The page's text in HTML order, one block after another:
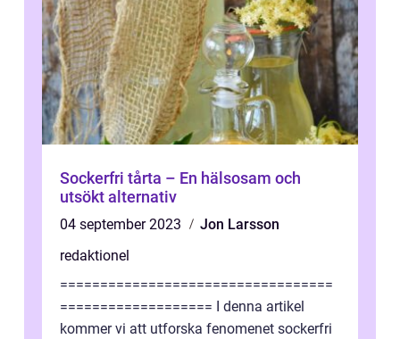
Sockerfri tårta – En hälsosam och
utsökt alternativ
04 september 2023
Jon Larsson
redaktionel
==================================
=================== I denna artikel
kommer vi att utforska fenomenet sockerfri